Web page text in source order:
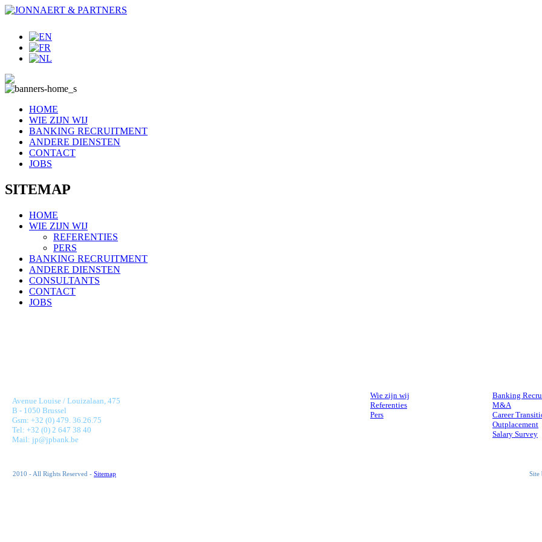
HOME
WIE ZIJN WIJ
BANKING RECRUITMENT
ANDERE DIENSTEN
CONTACT
JOBS
SITEMAP
HOME
WIE ZIJN WIJ
REFERENTIES
PERS
BANKING RECRUITMENT
ANDERE DIENSTEN
CONSULTANTS
CONTACT
JOBS
Avenue Louise / Louizalaan, 475
B - 1050 Brussel
Gsm: +32 (0) 479. 36.26.75
Tel: +32 (0) 2 647 38 40
Mail: jp@jpbank.be
Wie zijn wij
Referenties
Pers
Banking
M&A
Career
Outplacement
Salary Survey
2010 - All Rights Reserved - Sitemap Site